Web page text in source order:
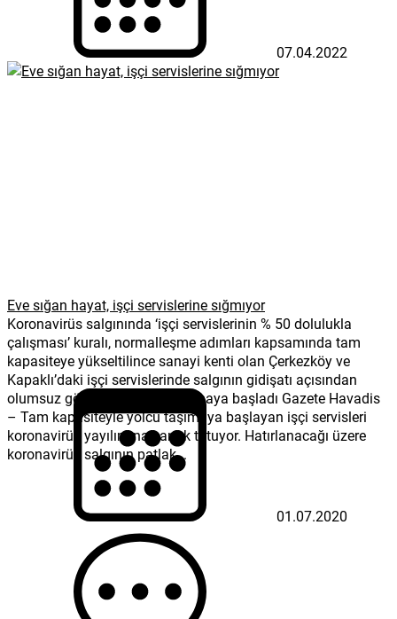
07.04.2022
Eve sığan hayat, işçi servislerine sığmıyor
Koronavirüs salgınında ‘işçi servislerinin % 50 dolulukla
çalışması’ kuralı, normalleşme adımları kapsamında tam
kapasiteye yükseltilince sanayi kenti olan Çerkezköy ve
Kapaklı’daki işçi servislerinde salgının gidişatı açısından
olumsuz görüntüler ortaya çıkmaya başladı Gazete Havadis
– Tam kapasiteyle yolcu taşımaya başlayan işçi servisleri
koronavirüs yayılımına çanak tutuyor. Hatırlanacağı üzere
koronavirüs salgının patlak...
01.07.2020